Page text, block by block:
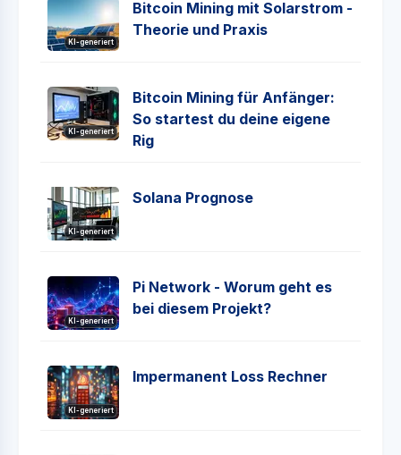
KI-generiert
Bitcoin Mining mit Solarstrom -
Theorie und Praxis
KI-generiert
Bitcoin Mining für Anfänger:
So startest du deine eigene
Rig
KI-generiert
Solana Prognose
KI-generiert
Pi Network - Worum geht es
bei diesem Projekt?
KI-generiert
Impermanent Loss Rechner